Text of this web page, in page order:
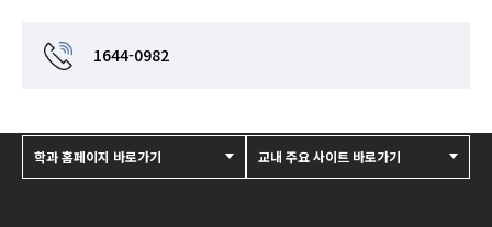
1644-0982
학과 홈페이지 바로가기 교내 주요 사이트 바로가기